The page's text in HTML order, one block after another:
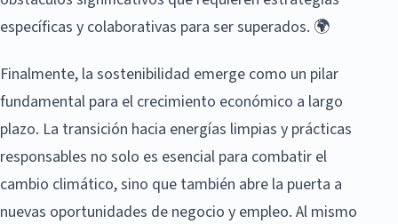
específicas y colaborativas para ser superados. 🌍
Finalmente, la sostenibilidad emerge como un pilar
fundamental para el crecimiento económico a largo
plazo. La transición hacia energías limpias y prácticas
responsables no solo es esencial para combatir el
cambio climático, sino que también abre la puerta a
nuevas oportunidades de negocio y empleo. Al mismo